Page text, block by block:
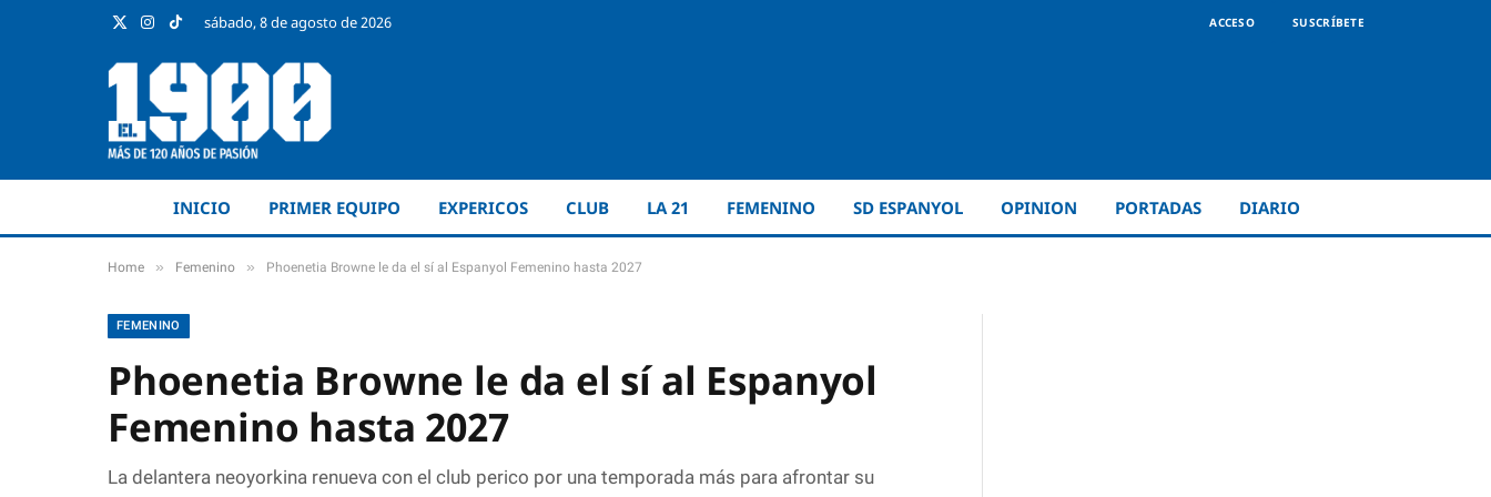
X
Instagram
TikToksábado, 8 de agosto de 2026 ACCESO SUSCRÍBETE
INICIO PRIMER EQUIPO EXPERICOS CLUB LA 21 FEMENINO SD ESPANYOL OPINION PORTADAS DIARIO
Home » Femenino » Phoenetia Browne le da el sí al Espanyol Femenino hasta 2027
FEMENINO
Phoenetia Browne le da el sí al Espanyol
Femenino hasta 2027
La delantera neoyorkina renueva con el club perico por una temporada más para afrontar su